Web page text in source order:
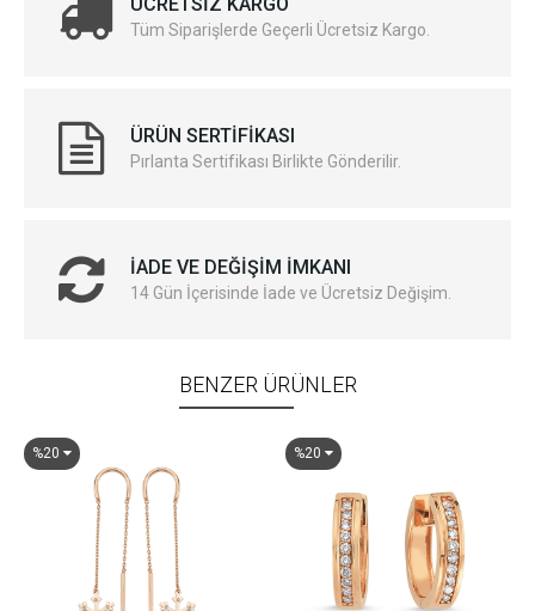
Tüm Siparişlerde Geçerli Ücretsiz Kargo.
ÜRÜN SERTIFIKASI
Pırlanta Sertifikası Birlikte Gönderilir.
İADE VE DEĞIŞIM İMKANI
14 Gün İçerisinde İade ve Ücretsiz Değişim.
BENZER ÜRÜNLER
%20 %20